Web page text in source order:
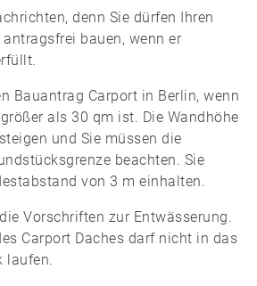
denn Sie dürfen Ihren
bauen, wenn er
Bauantrag Carport in Berlin, wenn
als 30 qm ist. Die Wandhöhe
und Sie müssen die
beachten. Sie
von 3 m einhalten.
Vorschriften zur Entwässerung.
Carport Daches darf nicht in das
laufen.